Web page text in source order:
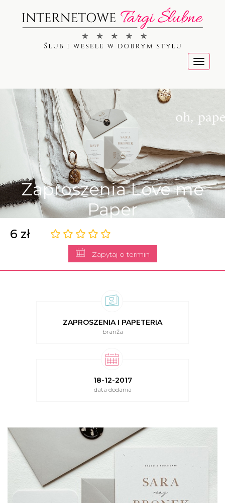
Menu
Zaproszenia Love me
Paper
6 zł
Zapytaj o termin
ZAPROSZENIA I PAPETERIA
branża
18-12-2017
data dodania